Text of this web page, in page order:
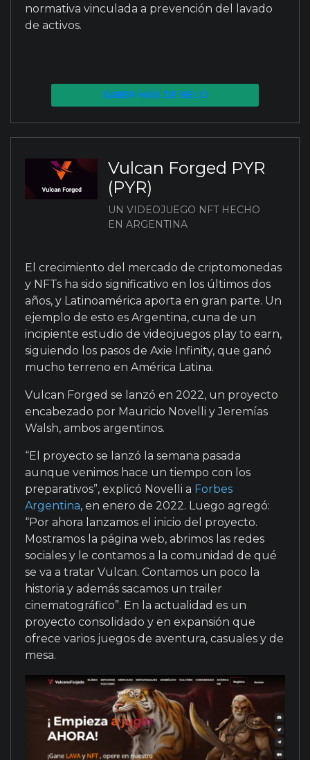
normativa vinculada a prevención del lavado
de activos.
SABER MÁS DE BELO
Vulcan Forged PYR
(PYR)
UN VIDEOJUEGO NFT HECHO
EN ARGENTINA
El crecimiento del mercado de criptomonedas
y NFTs ha sido significativo en los últimos dos
años, y Latinoamérica aporta en gran parte. Un
ejemplo de esto es Argentina, cuna de un
incipiente estudio de videojuegos play to earn,
siguiendo los pasos de Axie Infinity, que ganó
mucho terreno en América Latina.
Vulcan Forged se lanzó en 2022, un proyecto
encabezado por Mauricio Novelli y Jeremías
Walsh, ambos argentinos.
“El proyecto se lanzó la semana pasada
aunque venimos hace un tiempo con los
preparativos”, explicó Novelli a Forbes
Argentina, en enero de 2022. Luego agregó:
“Por ahora lanzamos el inicio del proyecto.
Mostramos la página web, abrimos las redes
sociales y le contamos a la comunidad de qué
se va a tratar Vulcan. Contamos un poco la
historia y además sacamos un trailer
cinematográfico”. En la actualidad es un
proyecto consolidado y en expansión que
ofrece varios juegos de aventura, casuales y de
mesa.